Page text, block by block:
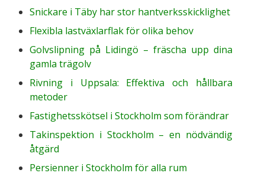
Snickare i Täby har stor hantverksskicklighet
Flexibla lastväxlarflak för olika behov
Golvslipning på Lidingö – fräscha upp dina
gamla trägolv
Rivning i Uppsala: Effektiva och hållbara
metoder
Fastighetsskötsel i Stockholm som förändrar
Takinspektion i Stockholm – en nödvändig
åtgärd
Persienner i Stockholm för alla rum